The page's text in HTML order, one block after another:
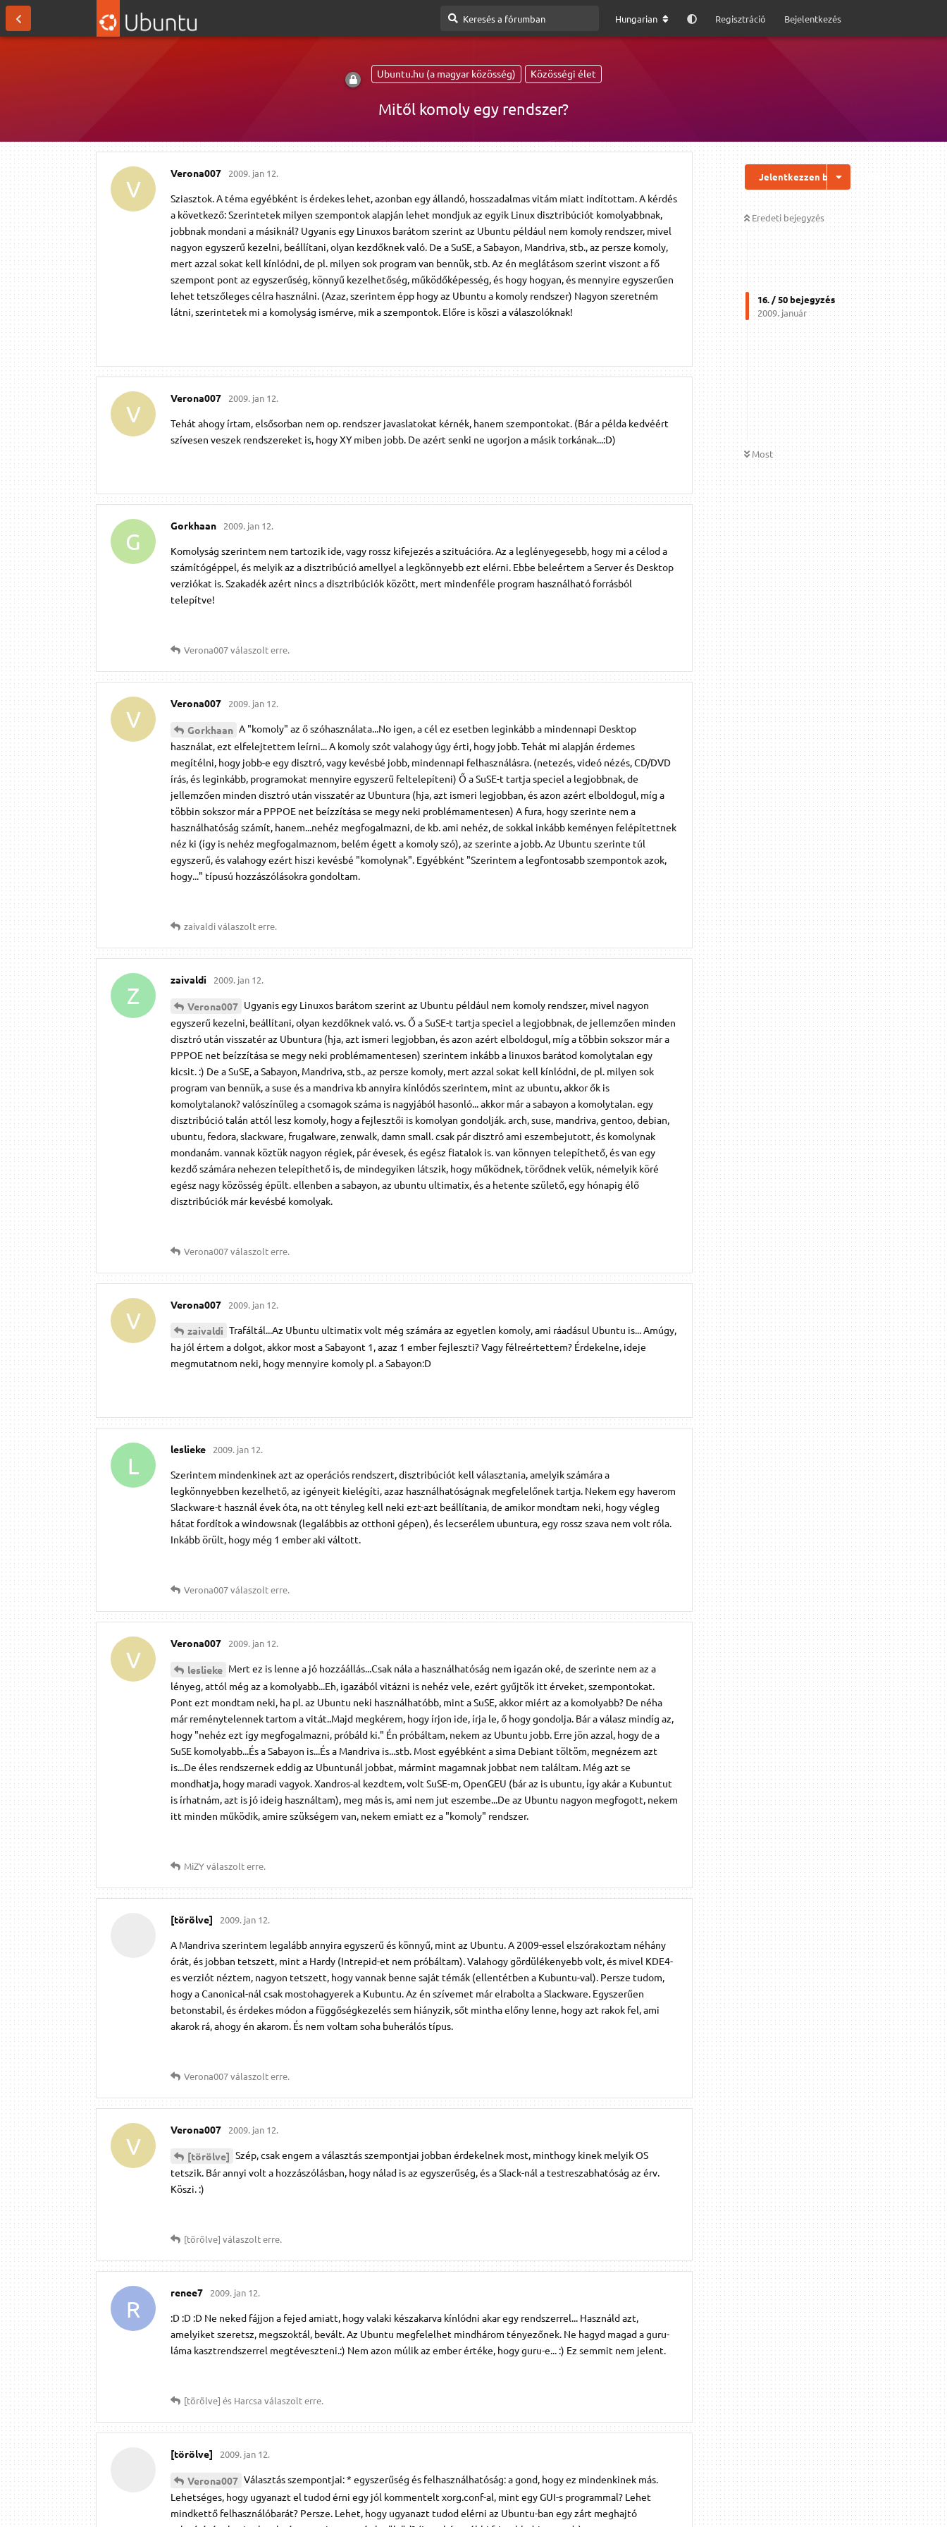
Hungarian Regisztráció Bejelentkezés
Ubuntu.hu (a magyar közösség) Közösségi élet
Mitől komoly egy rendszer?
Jelentkezzen be a válaszhoz
Eredeti bejegyzés
16. /50bejegyzés
2009. január
Most
V
Verona007 2009. jan 12.
Sziasztok. A téma egyébként is érdekes lehet, azonban egy állandó, hosszadalmas vitám miatt indítottam. A kérdés
a következő: Szerintetek milyen szempontok alapján lehet mondjuk az egyik Linux disztribúciót komolyabbnak,
jobbnak mondani a másiknál? Ugyanis egy Linuxos barátom szerint az Ubuntu például nem komoly rendszer, mivel
nagyon egyszerű kezelni, beállítani, olyan kezdőknek való. De a SuSE, a Sabayon, Mandriva, stb., az persze komoly,
mert azzal sokat kell kínlódni, de pl. milyen sok program van bennük, stb. Az én meglátásom szerint viszont a fő
szempont pont az egyszerűség, könnyű kezelhetőség, működőképesség, és hogy hogyan, és mennyire egyszerűen
lehet tetszőleges célra használni. (Azaz, szerintem épp hogy az Ubuntu a komoly rendszer) Nagyon szeretném
látni, szerintetek mi a komolyság ismérve, mik a szempontok. Előre is köszi a válaszolóknak!
V
Verona007 2009. jan 12.
Tehát ahogy írtam, elsősorban nem op. rendszer javaslatokat kérnék, hanem szempontokat. (Bár a példa kedvéért
szívesen veszek rendszereket is, hogy XY miben jobb. De azért senki ne ugorjon a másik torkának...:D)
G
Gorkhaan 2009. jan 12.
Komolyság szerintem nem tartozik ide, vagy rossz kifejezés a szituációra. Az a leglényegesebb, hogy mi a célod a
számítógéppel, és melyik az a disztribúció amellyel a legkönnyebb ezt elérni. Ebbe beleértem a Server és Desktop
verziókat is. Szakadék azért nincs a disztribúciók között, mert mindenféle program használható forrásból
telepítve!
Verona007válaszolt erre.
V
Verona007 2009. jan 12.
Gorkhaan A "komoly" az ő szóhasználata...No igen, a cél ez esetben leginkább a mindennapi Desktop
használat, ezt elfelejtettem leírni... A komoly szót valahogy úgy érti, hogy jobb. Tehát mi alapján érdemes
megítélni, hogy jobb-e egy disztró, vagy kevésbé jobb, mindennapi felhasználásra. (netezés, videó nézés, CD/DVD
írás, és leginkább, programokat mennyire egyszerű feltelepíteni) Ő a SuSE-t tartja speciel a legjobbnak, de
jellemzően minden disztró után visszatér az Ubuntura (hja, azt ismeri legjobban, és azon azért elboldogul, míg a
többin sokszor már a PPPOE net beízzítása se megy neki problémamentesen) A fura, hogy szerinte nem a
használhatóság számít, hanem...nehéz megfogalmazni, de kb. ami nehéz, de sokkal inkább keményen felépítettnek
néz ki (így is nehéz megfogalmaznom, belém égett a komoly szó), az szerinte a jobb. Az Ubuntu szerinte túl
egyszerű, és valahogy ezért hiszi kevésbé "komolynak". Egyébként "Szerintem a legfontosabb szempontok azok,
hogy..." típusú hozzászólásokra gondoltam.
zaivaldiválaszolt erre.
Z
zaivaldi 2009. jan 12.
Verona007 Ugyanis egy Linuxos barátom szerint az Ubuntu például nem komoly rendszer, mivel nagyon
egyszerű kezelni, beállítani, olyan kezdőknek való. vs. Ő a SuSE-t tartja speciel a legjobbnak, de jellemzően minden
disztró után visszatér az Ubuntura (hja, azt ismeri legjobban, és azon azért elboldogul, míg a többin sokszor már a
PPPOE net beízzítása se megy neki problémamentesen) szerintem inkább a linuxos barátod komolytalan egy
kicsit. :) De a SuSE, a Sabayon, Mandriva, stb., az persze komoly, mert azzal sokat kell kínlódni, de pl. milyen sok
program van bennük, a suse és a mandriva kb annyira kínlódós szerintem, mint az ubuntu, akkor ők is
komolytalanok? valószínűleg a csomagok száma is nagyjából hasonló... akkor már a sabayon a komolytalan. egy
disztribúció talán attól lesz komoly, hogy a fejlesztői is komolyan gondolják. arch, suse, mandriva, gentoo, debian,
ubuntu, fedora, slackware, frugalware, zenwalk, damn small. csak pár disztró ami eszembejutott, és komolynak
mondanám. vannak köztük nagyon régiek, pár évesek, és egész fiatalok is. van könnyen telepíthető, és van egy
kezdő számára nehezen telepíthető is, de mindegyiken látszik, hogy működnek, törődnek velük, némelyik köré
egész nagy közösség épült. ellenben a sabayon, az ubuntu ultimatix, és a hetente születő, egy hónapig élő
disztribúciók már kevésbé komolyak.
Verona007válaszolt erre.
V
Verona007 2009. jan 12.
zaivaldi Trafáltál...Az Ubuntu ultimatix volt még számára az egyetlen komoly, ami ráadásul Ubuntu is... Amúgy,
ha jól értem a dolgot, akkor most a Sabayont 1, azaz 1 ember fejleszti? Vagy félreértettem? Érdekelne, ideje
megmutatnom neki, hogy mennyire komoly pl. a Sabayon:D
L
leslieke 2009. jan 12.
Szerintem mindenkinek azt az operációs rendszert, disztribúciót kell választania, amelyik számára a
legkönnyebben kezelhető, az igényeit kielégíti, azaz használhatóságnak megfelelőnek tartja. Nekem egy haverom
Slackware-t használ évek óta, na ott tényleg kell neki ezt-azt beállítania, de amikor mondtam neki, hogy végleg
hátat fordítok a windowsnak (legalábbis az otthoni gépen), és lecserélem ubuntura, egy rossz szava nem volt róla.
Inkább örült, hogy még 1 ember aki váltott.
Verona007válaszolt erre.
V
Verona007 2009. jan 12.
leslieke Mert ez is lenne a jó hozzáállás...Csak nála a használhatóság nem igazán oké, de szerinte nem az a
lényeg, attól még az a komolyabb...Eh, igazából vitázni is nehéz vele, ezért gyűjtök itt érveket, szempontokat.
Pont ezt mondtam neki, ha pl. az Ubuntu neki használhatóbb, mint a SuSE, akkor miért az a komolyabb? De néha
már reménytelennek tartom a vitát..Majd megkérem, hogy írjon ide, írja le, ő hogy gondolja. Bár a válasz mindíg az,
hogy "nehéz ezt így megfogalmazni, próbáld ki." Én próbáltam, nekem az Ubuntu jobb. Erre jön azzal, hogy de a
SuSE komolyabb...És a Sabayon is...És a Mandriva is...stb. Most egyébként a sima Debiant töltöm, megnézem azt
is...De éles rendszernek eddig az Ubuntunál jobbat, mármint magamnak jobbat nem találtam. Még azt se
mondhatja, hogy maradi vagyok. Xandros-al kezdtem, volt SuSE-m, OpenGEU (bár az is ubuntu, így akár a Kubuntut
is írhatnám, azt is jó ideig használtam), meg más is, ami nem jut eszembe...De az Ubuntu nagyon megfogott, nekem
itt minden működik, amire szükségem van, nekem emiatt ez a "komoly" rendszer.
MiZYválaszolt erre.
[törölve] 2009. jan 12.
A Mandriva szerintem legalább annyira egyszerű és könnyű, mint az Ubuntu. A 2009-essel elszórakoztam néhány
órát, és jobban tetszett, mint a Hardy (Intrepid-et nem próbáltam). Valahogy gördülékenyebb volt, és mivel KDE4-
es verziót néztem, nagyon tetszett, hogy vannak benne saját témák (ellentétben a Kubuntu-val). Persze tudom,
hogy a Canonical-nál csak mostohagyerek a Kubuntu. Az én szívemet már elrabolta a Slackware. Egyszerűen
betonstabil, és érdekes módon a függőségkezelés sem hiányzik, sőt mintha előny lenne, hogy azt rakok fel, ami
akarok rá, ahogy én akarom. És nem voltam soha buherálós típus.
Verona007válaszolt erre.
V
Verona007 2009. jan 12.
[törölve] Szép, csak engem a választás szempontjai jobban érdekelnek most, minthogy kinek melyik OS
tetszik. Bár annyi volt a hozzászólásban, hogy nálad is az egyszerűség, és a Slack-nál a testreszabhatóság az érv.
Köszi. :)
[törölve] válaszolt erre.
R
renee7 2009. jan 12.
:D :D :D Ne neked fájjon a fejed amiatt, hogy valaki készakarva kínlódni akar egy rendszerrel... Használd azt,
amelyiket szeretsz, megszoktál, bevált. Az Ubuntu megfelelhet mindhárom tényezőnek. Ne hagyd magad a guru-
láma kasztrendszerrel megtéveszteni.:) Nem azon múlik az ember értéke, hogy guru-e... :) Ez semmit nem jelent.
[törölve] és Harcsa válaszolt erre.
[törölve] 2009. jan 12.
Verona007 Választás szempontjai: * egyszerűség és felhasználhatóság: a gond, hogy ez mindenkinek más.
Lehetséges, hogy ugyanazt el tudod érni egy jól kommentelt xorg.conf-al, mint egy GUI-s programmal? Lehet
mindkettő felhasználóbarát? Persze. Lehet, hogy ugyanazt tudod elérni az Ubuntu-ban egy zárt meghajtó